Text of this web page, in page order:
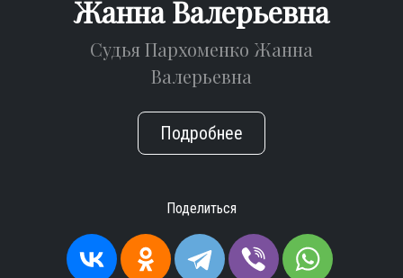
Жанна Валерьевна
Судья Пархоменко Жанна
Валерьевна
Подробнее
Поделиться